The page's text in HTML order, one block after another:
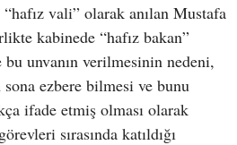
vali” olarak anılan Mustafa
kabinede “hafız bakan”
unvanın verilmesinin nedeni,
ezbere bilmesi ve bunu
ifade etmiş olması olarak
sırasında katıldığı